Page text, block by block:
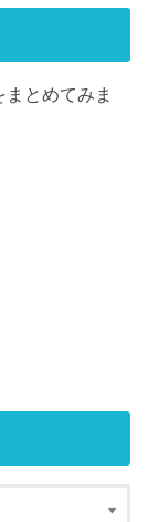
とめてみま